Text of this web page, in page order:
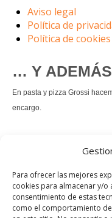
Para ofrecer las mejores
cookies para almacenar y/o
consentimiento de estas
como el comportamiento
Aviso legal
Política de
Política de cookies
… Y ADEMÁS
En pasta y pizza Grossi
encargo.
es un
Pedir